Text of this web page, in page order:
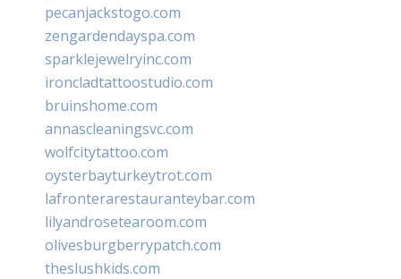
pecanjackstogo.com
zengardendayspa.com
sparklejewelryinc.com
ironcladtattoostudio.com
bruinshome.com
annascleaningsvc.com
wolfcitytattoo.com
oysterbayturkeytrot.com
lafronterarestauranteybar.com
lilyandrosetearoom.com
olivesburgberrypatch.com
theslushkids.com